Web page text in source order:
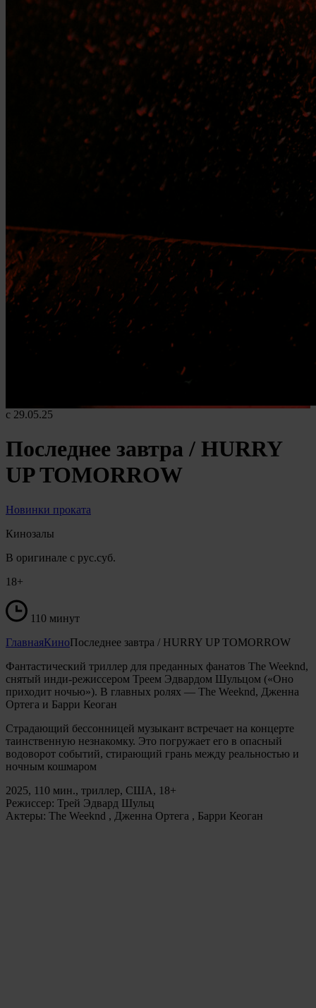
с 29.05.25
Последнее завтра / HURRY
UP TOMORROW
Новинки проката
Кинозалы
В оригинале с рус.суб.
18+
110 минут
ГлавнаяКиноПоследнее завтра / HURRY UP TOMORROW
Фантастический триллер для преданных фанатов The Weeknd,
снятый инди-режиссером Треем Эдвардом Шульцом («Оно
приходит ночью»). В главных ролях — The Weeknd, Дженна
Ортега и Барри Кеоган
Страдающий бессонницей музыкант встречает на концерте
таинственную незнакомку. Это погружает его в опасный
водоворот событий, стирающий грань между реальностью и
ночным кошмаром
2025, 110 мин., триллер, США, 18+
Режиссер: Трей Эдвард Шульц
Актеры: The Weeknd , Дженна Ортега , Барри Кеоган